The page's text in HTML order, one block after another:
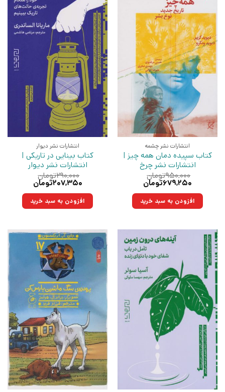
انتشارات نشر چشمه
کتاب سپیده دمان همه چیز |
انتشارات نشر چرخ
۹۵۰,۰۰۰تومان
قیمت
۹۵۰,۰۰۰تومان
بود.
۶۷۹,۲۵۰تومان
۶۷۹,۲۵۰تومان.افزودن به سبد خرید
انتشارات نشر دیوار
کتاب بینایی در تاریکی |
انتشارات نشر دیوار
۲۹۰,۰۰۰تومان
قیمت
۲۹۰,۰۰۰تومان
بود.
۲۰۷,۳۵۰تومان
۲۰۷,۳۵۰تومان.افزودن به سبد خرید